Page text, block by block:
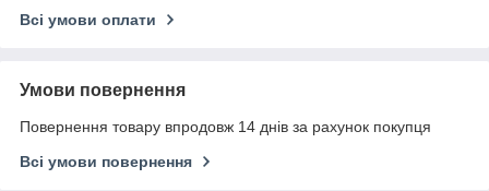
Всі умови оплати
Умови повернення
Повернення товару впродовж 14 днів за рахунок покупця
Всі умови повернення